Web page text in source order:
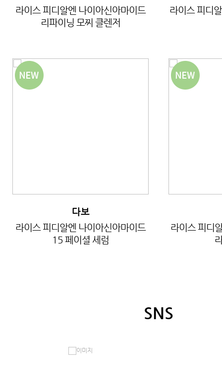
라이스 피디알엔 나이아신아마이드
리파이닝 모찌 클렌저
라이스 피디
다보
라이스 피디알엔 나이아신아마이드
15 페이셜 세럼
라이스 피디
SNS